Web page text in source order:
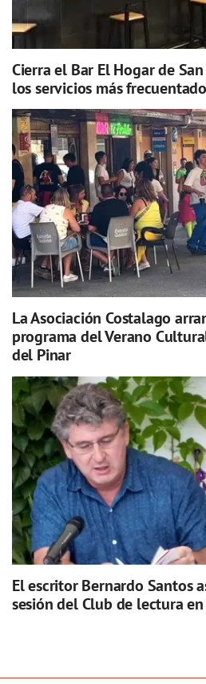
Cierra el Bar El Hogar de
los servicios más
La Asociación Costalago
programa del Verano
del Pinar
El escritor Bernardo Santos
sesión del Club de lectura